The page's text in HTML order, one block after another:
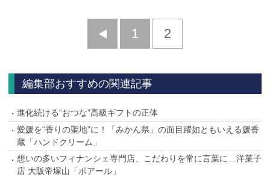
前
1 2
編集部おすすめの関連記事
進化続ける“おつな”高級ギフトの正体
愛媛を“香りの聖地”に！「みかん県」の面目躍如ともいえる媛香
蔵「ハンドクリーム」
想いの多いフィナンシェ専⾨店、こだわりを常に言葉に…洋菓子
店 大阪帝塚山「ポアール」